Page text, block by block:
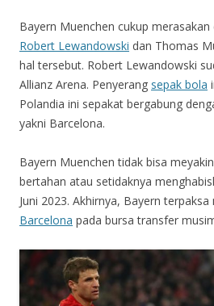
Bayern Muenchen cukup
Robert Lewandowski dan Thomas
hal tersebut. Robert Lewandowski
Allianz Arena. Penyerang sepak bola
Polandia ini sepakat bergabung
yakni Barcelona.
Bayern Muenchen tidak bisa
bertahan atau setidaknya
Juni 2023. Akhirnya, Bayern
Barcelona pada bursa transfer